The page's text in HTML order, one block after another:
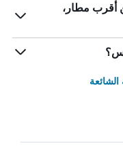
أقرب مطار،